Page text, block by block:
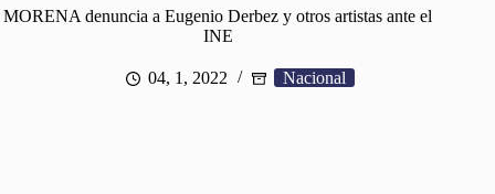
MORENA denuncia a Eugenio Derbez y otros artistas ante el
INE
04, 1, 2022 Nacional